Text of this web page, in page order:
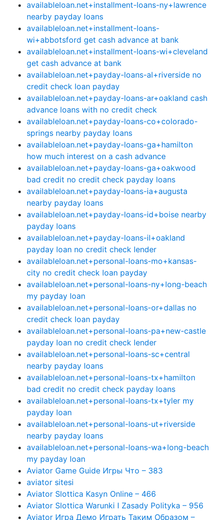
availableloan.net+installment-loans-ny+lawrence
nearby payday loans
availableloan.net+installment-loans-
wi+abbotsford get cash advance at bank
availableloan.net+installment-loans-wi+cleveland
get cash advance at bank
availableloan.net+payday-loans-al+riverside no
credit check loan payday
availableloan.net+payday-loans-ar+oakland cash
advance loans with no credit check
availableloan.net+payday-loans-co+colorado-
springs nearby payday loans
availableloan.net+payday-loans-ga+hamilton
how much interest on a cash advance
availableloan.net+payday-loans-ga+oakwood
bad credit no credit check payday loans
availableloan.net+payday-loans-ia+augusta
nearby payday loans
availableloan.net+payday-loans-id+boise nearby
payday loans
availableloan.net+payday-loans-il+oakland
payday loan no credit check lender
availableloan.net+personal-loans-mo+kansas-
city no credit check loan payday
availableloan.net+personal-loans-ny+long-beach
my payday loan
availableloan.net+personal-loans-or+dallas no
credit check loan payday
availableloan.net+personal-loans-pa+new-castle
payday loan no credit check lender
availableloan.net+personal-loans-sc+central
nearby payday loans
availableloan.net+personal-loans-tx+hamilton
bad credit no credit check payday loans
availableloan.net+personal-loans-tx+tyler my
payday loan
availableloan.net+personal-loans-ut+riverside
nearby payday loans
availableloan.net+personal-loans-wa+long-beach
my payday loan
Aviator Game Guide Игры Что – 383
aviator sitesi
Aviator Slottica Kasyn Online – 466
Aviator Slottica Warunki I Zasady Polityka – 956
Aviator Игра Демо Играть Таким Образом –